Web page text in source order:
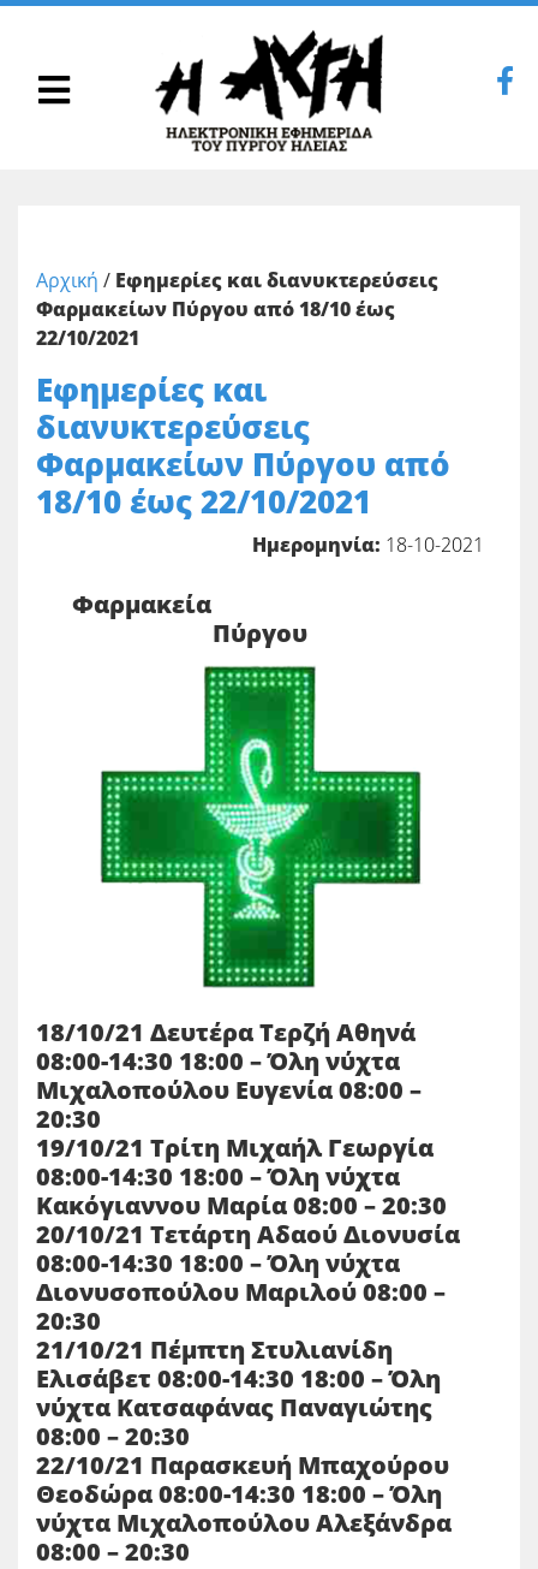
Αρχική / Εφημερίες και διανυκτερεύσεις
Φαρμακείων Πύργου από 18/10 έως
22/10/2021
Εφημερίες και
διανυκτερεύσεις
Φαρμακείων Πύργου από
18/10 έως 22/10/2021
Ημερομηνία: 18-10-2021
Φαρμακεία
Πύργου
18/10/21 Δευτέρα Τερζή Αθηνά
08:00-14:30 18:00 – Όλη νύχτα
Μιχαλοπούλου Ευγενία 08:00 –
20:30
19/10/21 Τρίτη Μιχαήλ Γεωργία
08:00-14:30 18:00 – Όλη νύχτα
Κακόγιαννου Μαρία 08:00 – 20:30
20/10/21 Τετάρτη Αδαού Διονυσία
08:00-14:30 18:00 – Όλη νύχτα
Διονυσοπούλου Μαριλού 08:00 –
20:30
21/10/21 Πέμπτη Στυλιανίδη
Ελισάβετ 08:00-14:30 18:00 – Όλη
νύχτα Κατσαφάνας Παναγιώτης
08:00 – 20:30
22/10/21 Παρασκευή Μπαχούρου
Θεοδώρα 08:00-14:30 18:00 – Όλη
νύχτα Μιχαλοπούλου Αλεξάνδρα
08:00 – 20:30